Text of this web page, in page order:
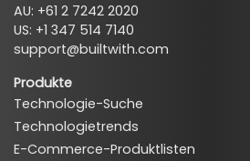
AU: +61 2 7242 2020
US: +1 347 514 7140
support@builtwith.com
Produkte
Technologie-Suche
Technologietrends
E-Commerce-Produktlisten